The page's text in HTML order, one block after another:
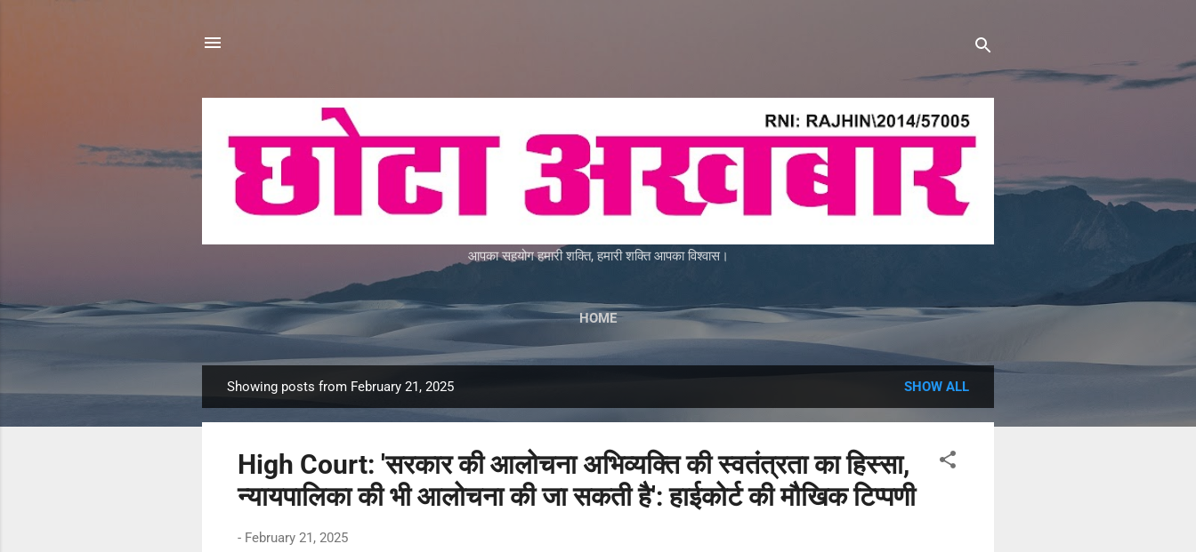
आपका सहयोग हमारी शक्ति, हमारी शक्ति आपका विश्वास।
HOME
o
Showing posts from February 21, 2025 SHOW ALL
High Court: 'सरकार की आलोचना अभिव्यक्ति की स्वतंत्रता का हिस्सा,
न्यायपालिका की भी आलोचना की जा सकती है': हाईकोर्ट की मौखिक टिप्पणी
- February 21, 2025